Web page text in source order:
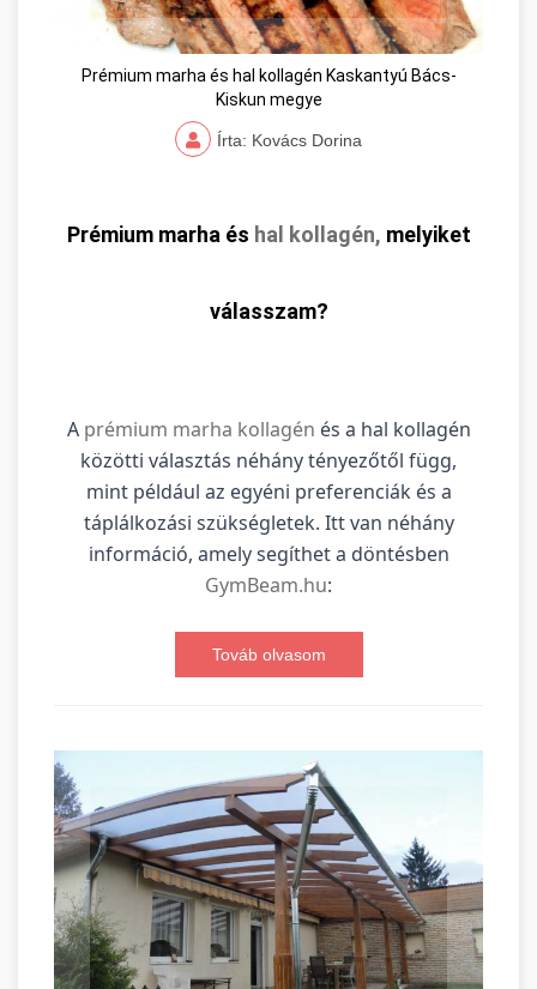
Prémium marha és hal kollagén Kaskantyú Bács-
Kiskun megye
Írta: Kovács Dorina
Prémium marha és hal kollagén, melyiket
válasszam?
A prémium marha kollagén és a hal kollagén
közötti választás néhány tényezőtől függ,
mint például az egyéni preferenciák és a
táplálkozási szükségletek. Itt van néhány
információ, amely segíthet a döntésben
GymBeam.hu:
Továb olvasom